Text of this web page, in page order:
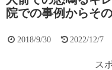
院での事例からそ
2018/9/30 2022/12/7
ス